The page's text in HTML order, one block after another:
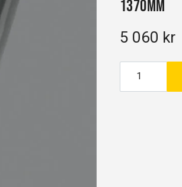
1370mm
5 060 kr